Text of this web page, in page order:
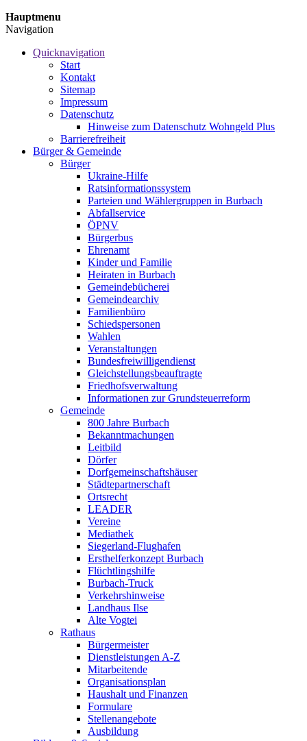
Hauptmenu
Navigation
Quicknavigation
Start
Kontakt
Sitemap
Impressum
Datenschutz
Hinweise zum Datenschutz Wohngeld Plus
Barrierefreiheit
Bürger & Gemeinde
Bürger
Ukraine-Hilfe
Ratsinformationssystem
Parteien und Wählergruppen in Burbach
Abfallservice
ÖPNV
Bürgerbus
Ehrenamt
Kinder und Familie
Heiraten in Burbach
Gemeindebücherei
Gemeindearchiv
Familienbüro
Schiedspersonen
Wahlen
Veranstaltungen
Bundesfreiwilligendienst
Gleichstellungsbeauftragte
Friedhofsverwaltung
Informationen zur Grundsteuerreform
Gemeinde
800 Jahre Burbach
Bekanntmachungen
Leitbild
Dörfer
Dorfgemeinschaftshäuser
Städtepartnerschaft
Ortsrecht
LEADER
Vereine
Mediathek
Siegerland-Flughafen
Ersthelferkonzept Burbach
Flüchtlingshilfe
Burbach-Truck
Verkehrshinweise
Landhaus Ilse
Alte Vogtei
Rathaus
Bürgermeister
Dienstleistungen A-Z
Mitarbeitende
Organisationsplan
Haushalt und Finanzen
Formulare
Stellenangebote
Ausbildung